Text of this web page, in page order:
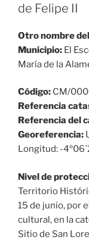
de Felipe II
Otro nombre
Municipio: El
María de la
Código: CM/
Referencia
Referencia del
Georeferencia:
Longitud: -
Nivel de
Territorio
15 de junio, por
cultural, en la
Sitio de San